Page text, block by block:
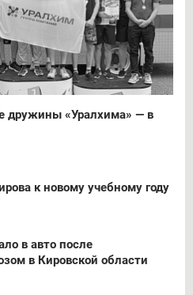
дружины «Уралхима» — в
к новому учебному году
в авто после
в Кировской области